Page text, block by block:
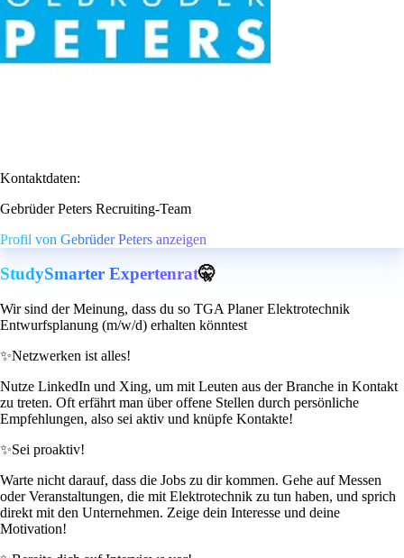
Kontaktdaten:
Gebrüder Peters Recruiting-Team
Profil von Gebrüder Peters anzeigen
StudySmarter Expertenrat🤫
Wir sind der Meinung, dass du so TGA Planer Elektrotechnik
Entwurfsplanung (m/w/d) erhalten könntest
✨Netzwerken ist alles!
Nutze LinkedIn und Xing, um mit Leuten aus der Branche in Kontakt
zu treten. Oft erfährt man über offene Stellen durch persönliche
Empfehlungen, also sei aktiv und knüpfe Kontakte!
✨Sei proaktiv!
Warte nicht darauf, dass die Jobs zu dir kommen. Gehe auf Messen
oder Veranstaltungen, die mit Elektrotechnik zu tun haben, und sprich
direkt mit den Unternehmen. Zeige dein Interesse und deine
Motivation!